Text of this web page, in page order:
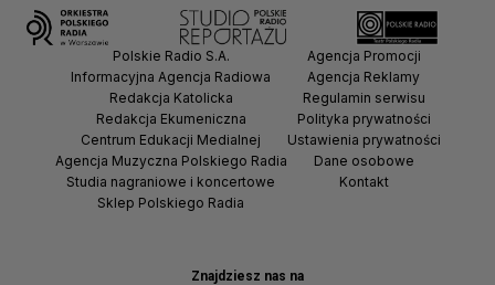
Znajdziesz nas na
Polskie Radio S.A.
Informacyjna Agencja Radiowa
Redakcja Katolicka
Redakcja Ekumeniczna
Centrum Edukacji Medialnej
Agencja Muzyczna Polskiego Radia
Studia nagraniowe i koncertowe
Sklep Polskiego Radia
Agencja Promocji
Agencja Reklamy
Regulamin serwisu
Polityka prywatności
Ustawienia prywatności
Dane osobowe
Kontakt